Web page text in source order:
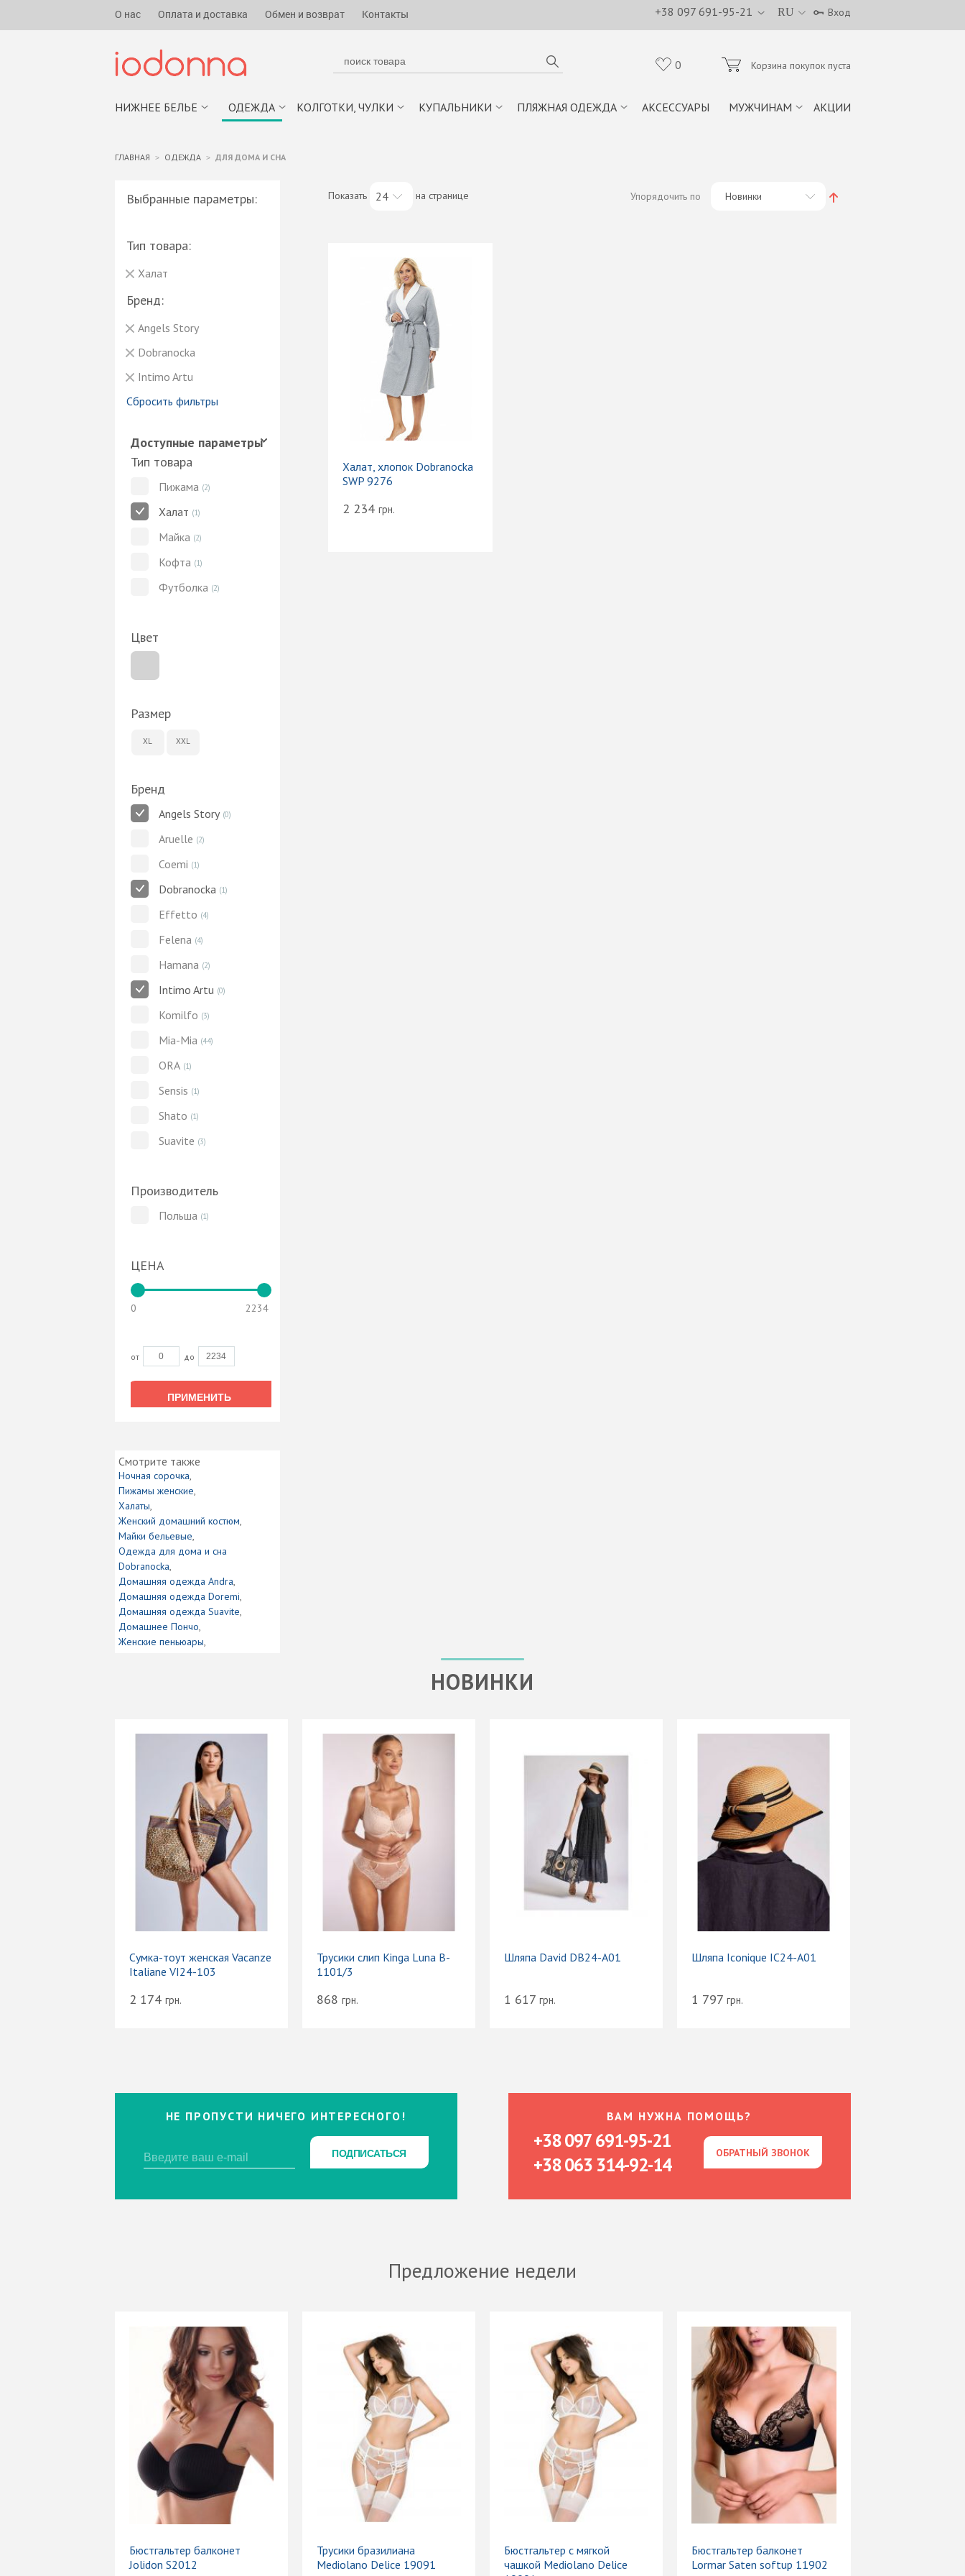
О нас Оплата и доставка Обмен и возврат Контакты RU
+38 097 691-95-21 Вход
0 Корзина покупок пуста
НИЖНЕЕ БЕЛЬЕ ОДЕЖДА КОЛГОТКИ, ЧУЛКИ КУПАЛЬНИКИ ПЛЯЖНАЯ ОДЕЖДА АКСЕССУАРЫ МУЖЧИНАМ АКЦИИ
ГЛАВНАЯ ОДЕЖДА ДЛЯ ДОМА И СНА
Показать 24 на странице Упорядочить по Новинки
Халат, хлопок Dobranocka
SWP 9276
2 234 грн.
Выбранные параметры:
Тип товара:
Халат
Бренд:
Angels Story
Dobranocka
Intimo Artu
Сбросить фильтры
Доступные параметры
Тип товара
Пижама (2)
Халат (1)
Майка (2)
Кофта (1)
Футболка (2)
Цвет
Размер
XL XXL
Бренд
Angels Story (0)
Aruelle (2)
Coemi (1)
Dobranocka (1)
Effetto (4)
Felena (4)
Hamana (2)
Intimo Artu (0)
Komilfo (3)
Mia-Mia (44)
ORA (1)
Sensis (1)
Shato (1)
Suavite (3)
Производитель
Польша (1)
ЦЕНА
0 2234
от до
ПРИМЕНИТЬ
Смотрите также
Ночная сорочка
Пижамы женские
Халаты
Женский домашний костюм
Майки бельевые
Одежда для дома и сна
Dobranocka
Домашняя одежда Andra
Домашняя одежда Doremi
Домашняя одежда Suavite
Домашнее Пончо
Женские пеньюары
НОВИНКИ
Сумка-тоут женская Vacanze
Italiane VI24-103
2 174 грн.
Трусики слип Kinga Luna B-
1101/3
868 грн.
Шляпа David DB24-A01
1 617 грн.
Шляпа Iconique IC24-A01
1 797 грн.
НЕ ПРОПУСТИ НИЧЕГО ИНТЕРЕСНОГО!
ПОДПИСАТЬСЯ
ПОДПИСАТЬСЯ
ВАМ НУЖНА ПОМОЩЬ?
+38 097 691-95-21
+38 063 314-92-14
ОБРАТНЫЙ ЗВОНОК
ОБРАТНЫЙ ЗВОНОК
Предложение недели
Бюстгальтер балконет
Jolidon S2012
Трусики бразилиана
Mediolano Delice 19091
Бюстгальтер с мягкой
чашкой Mediolano Delice
Бюстгальтер балконет
Lormar Saten softup 11902